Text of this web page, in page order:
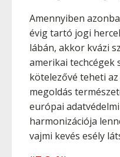
Amennyiben
évig tartó jogi
lábán, akkor kvázi
amerikai techcégek
kötelezővé teheti
megoldás
európai
harmonizációja
vajmi kevés esély